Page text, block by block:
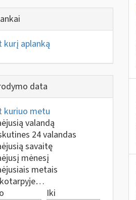
kurį aplanką
data
kuriuo metu
valandą
24 valandas
savaitę
mėnesį
metais
Iki